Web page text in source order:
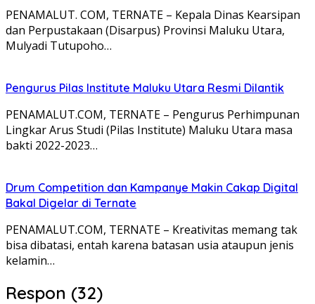
PENAMALUT. COM, TERNATE – Kepala Dinas Kearsipan
dan Perpustakaan (Disarpus) Provinsi Maluku Utara,
Mulyadi Tutupoho…
Pengurus Pilas Institute Maluku Utara Resmi Dilantik
PENAMALUT.COM, TERNATE – Pengurus Perhimpunan
Lingkar Arus Studi (Pilas Institute) Maluku Utara masa
bakti 2022-2023…
Drum Competition dan Kampanye Makin Cakap Digital
Bakal Digelar di Ternate
PENAMALUT.COM, TERNATE – Kreativitas memang tak
bisa dibatasi, entah karena batasan usia ataupun jenis
kelamin…
Respon (32)